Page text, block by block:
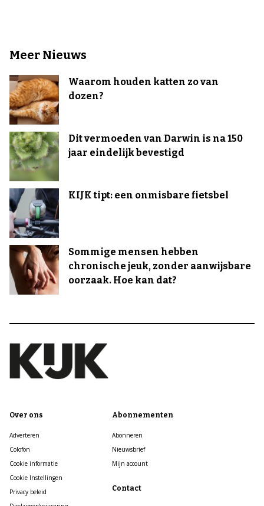
Meer Nieuws
Waarom houden katten zo van
dozen?
Dit vermoeden van Darwin is na 150
jaar eindelijk bevestigd
KIJK tipt: een onmisbare fietsbel
Sommige mensen hebben
chronische jeuk, zonder aanwijsbare
oorzaak. Hoe kan dat?
Over ons
Adverteren
Colofon
Cookie informatie
Cookie Instellingen
Privacy beleid
Abonnementen
Abonneren
Nieuwsbrief
Mijn account
Contact